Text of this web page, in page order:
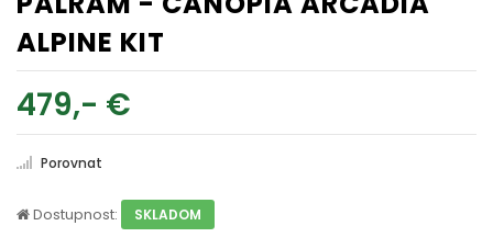
ALPINE KIT
479,- €
Porovnat
Dostupnost: SKLADOM